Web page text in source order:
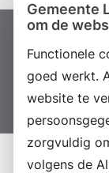
Gemeente
om de
Functionele
goed werkt.
website te
zorgvuldig
volgens de
Sitemap
Suggesties